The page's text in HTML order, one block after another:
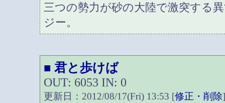
三つの勢力が砂の大陸で激突する
ジー。
■ 君と歩けば
OUT: 6053 IN: 0
更新日：2012/08/17(Fri) 13:53 [修正・削除